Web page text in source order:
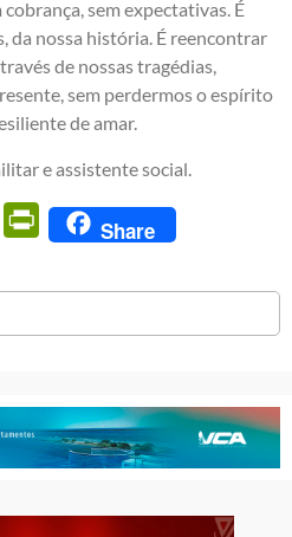
sem expectativas. É
da nossa história. É reencontrar
de nossas tragédias,
sem perdermos o espírito
de amar.
e assistente social.
Email PrintFriendly
Share